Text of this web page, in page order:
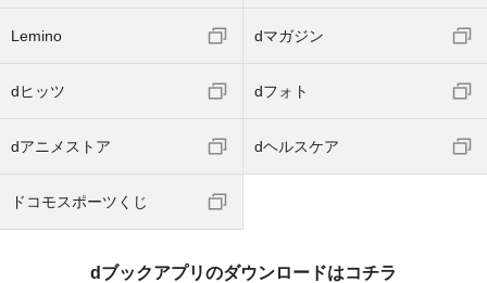
Lemino dマガジン
dヒッツ dフォト
dアニメストア dヘルスケア
ドコモスポーツくじ
dブックアプリのダウンロードはコチラ